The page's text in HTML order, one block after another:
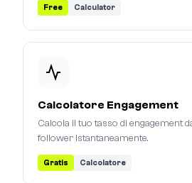
Free Calculator
Calcolatore Engagement
Calcola il tuo tasso di engagement
follower istantaneamente.
Gratis Calcolatore